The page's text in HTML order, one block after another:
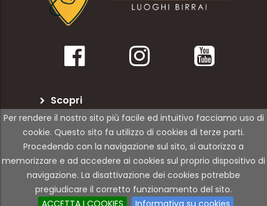
Per rendere il nostro sito più facile ed intuitivo facciamo uso di
cookie. Questo sito fa utilizzo di cookies di terze parti.
Procedendo con la navigazione sul sito, si autorizza a
memorizzare e ad accedere ai cookies sul proprio dispositivo di
navigazione. La disattivazione dei cookies potrebbe
pregiudicare il corretto funzionamento del sito.
ACCETTA I COOKIES
Informativa su cookies
Scopri
BeerTravel
Per le attività
© Copyright 2021 | 01Rabbit | All Rights Reserved